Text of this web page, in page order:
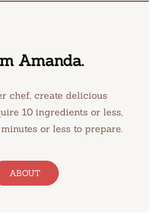
Amanda.
chef, create delicious
10 ingredients or less,
or less to prepare.
ABOUT